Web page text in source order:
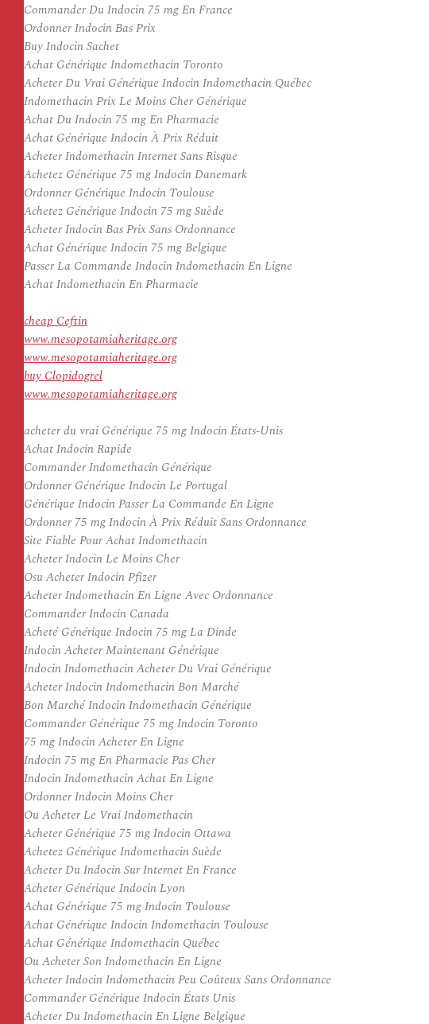
Commander Du Indocin 75 mg En France
Ordonner Indocin Bas Prix
Buy Indocin Sachet
Achat Générique Indomethacin Toronto
Acheter Du Vrai Générique Indocin Indomethacin Québec
Indomethacin Prix Le Moins Cher Générique
Achat Du Indocin 75 mg En Pharmacie
Achat Générique Indocin À Prix Réduit
Acheter Indomethacin Internet Sans Risque
Achetez Générique 75 mg Indocin Danemark
Ordonner Générique Indocin Toulouse
Achetez Générique Indocin 75 mg Suède
Acheter Indocin Bas Prix Sans Ordonnance
Achat Générique Indocin 75 mg Belgique
Passer La Commande Indocin Indomethacin En Ligne
Achat Indomethacin En Pharmacie
cheap Ceftin
www.mesopotamiaheritage.org
www.mesopotamiaheritage.org
buy Clopidogrel
www.mesopotamiaheritage.org
acheter du vrai Générique 75 mg Indocin États-Unis
Achat Indocin Rapide
Commander Indomethacin Générique
Ordonner Générique Indocin Le Portugal
Générique Indocin Passer La Commande En Ligne
Ordonner 75 mg Indocin À Prix Réduit Sans Ordonnance
Site Fiable Pour Achat Indomethacin
Acheter Indocin Le Moins Cher
Osu Acheter Indocin Pfizer
Acheter Indomethacin En Ligne Avec Ordonnance
Commander Indocin Canada
Acheté Générique Indocin 75 mg La Dinde
Indocin Acheter Maintenant Générique
Indocin Indomethacin Acheter Du Vrai Générique
Acheter Indocin Indomethacin Bon Marché
Bon Marché Indocin Indomethacin Générique
Commander Générique 75 mg Indocin Toronto
75 mg Indocin Acheter En Ligne
Indocin 75 mg En Pharmacie Pas Cher
Indocin Indomethacin Achat En Ligne
Ordonner Indocin Moins Cher
Ou Acheter Le Vrai Indomethacin
Acheter Générique 75 mg Indocin Ottawa
Achetez Générique Indomethacin Suède
Acheter Du Indocin Sur Internet En France
Acheter Générique Indocin Lyon
Achat Générique 75 mg Indocin Toulouse
Achat Générique Indocin Indomethacin Toulouse
Achat Générique Indomethacin Québec
Ou Acheter Son Indomethacin En Ligne
Acheter Indocin Indomethacin Peu Coûteux Sans Ordonnance
Commander Générique Indocin États Unis
Acheter Du Indomethacin En Ligne Belgique